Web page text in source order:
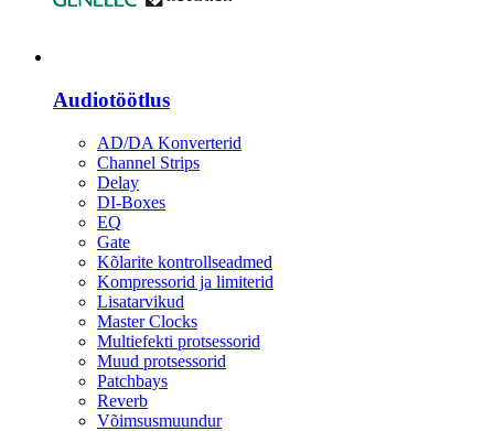
Audiotöötlus
AD/DA Konverterid
Channel Strips
Delay
DI-Boxes
EQ
Gate
Kõlarite kontrollseadmed
Kompressorid ja limiterid
Lisatarvikud
Master Clocks
Multiefekti protsessorid
Muud protsessorid
Patchbays
Reverb
Võimsusmuundur